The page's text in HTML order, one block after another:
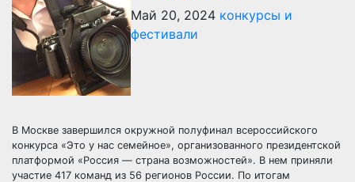
Май 20, 2024 конкурсы и
фестивали
В Москве завершился окружной полуфинал всероссийского
конкурса «Это у нас семейное», организованного президентской
платформой «Россия — страна возможностей». В нем приняли
участие 417 команд из 56 регионов России. По итогам